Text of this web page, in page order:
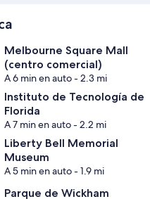
Melbourne Square Mall
(centro comercial)
A 6 min en auto- 2.3 mi
Instituto de Tecnología de
Florida
A 7 min en auto- 2.2 mi
Liberty Bell Memorial
Museum
A 5 min en auto- 1.9 mi
Parque de Wickham